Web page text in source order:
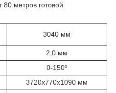
80 метров готовой
3040 мм
2,0 мм
0-150º
3720х770х1090 мм